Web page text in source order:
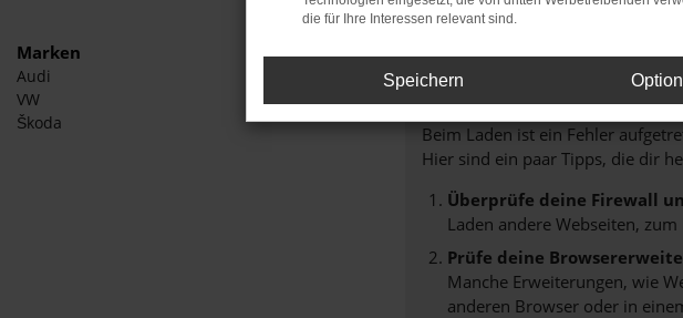
Marken
Audi
VW
Škoda
Fehler: Network
Beim Laden ist ein Fehler
Hier sind ein paar Tipps, die dir
Überprüfe deine Firewall
Laden andere Webseiten,
Prüfe deine
Manche Erweiterungen, wie
anderen Browser oder in
die für Ihre Interessen relevant sind.
Speichern